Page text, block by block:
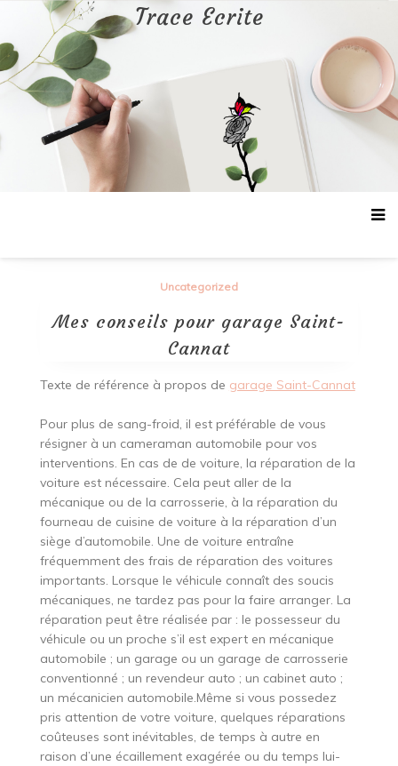
contenu
Trace Ecrite
Uncategorized
Mes conseils pour garage Saint-
Cannat
Texte de référence à propos de garage Saint-Cannat
Pour plus de sang-froid, il est préférable de vous
résigner à un cameraman automobile pour vos
interventions. En cas de de voiture, la réparation de la
voiture est nécessaire. Cela peut aller de la
mécanique ou de la carrosserie, à la réparation du
fourneau de cuisine de voiture à la réparation d’un
siège d’automobile. Une de voiture entraîne
fréquemment des frais de réparation des voitures
importants. Lorsque le véhicule connaît des soucis
mécaniques, ne tardez pas pour la faire arranger. La
réparation peut être réalisée par : le possesseur du
véhicule ou un proche s’il est expert en mécanique
automobile ; un garage ou un garage de carrosserie
conventionné ; un revendeur auto ; un cabinet auto ;
un mécanicien automobile.Même si vous possedez
pris attention de votre voiture, quelques réparations
coûteuses sont inévitables, de temps à autre en
raison d’une écaillement exagérée ou du temps lui-